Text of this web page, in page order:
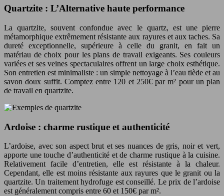
Quartzite : L’Alternative haute performance
La quartzite, souvent confondue avec le quartz, est une pierre
métamorphique extrêmement résistante aux rayures et aux taches. Sa
dureté exceptionnelle, supérieure à celle du granit, en fait un
matériau de choix pour les plans de travail exigeants. Ses couleurs
variées et ses veines spectaculaires offrent un large choix esthétique.
Son entretien est minimaliste : un simple nettoyage à l’eau tiède et au
savon doux suffit. Comptez entre 120 et 250€ par m² pour un plan
de travail en quartzite.
Ardoise : charme rustique et authenticité
L’ardoise, avec son aspect brut et ses nuances de gris, noir et vert,
apporte une touche d’authenticité et de charme rustique à la cuisine.
Relativement facile d’entretien, elle est résistante à la chaleur.
Cependant, elle est moins résistante aux rayures que le granit ou la
quartzite. Un traitement hydrofuge est conseillé. Le prix de l’ardoise
est généralement compris entre 60 et 150€ par m².